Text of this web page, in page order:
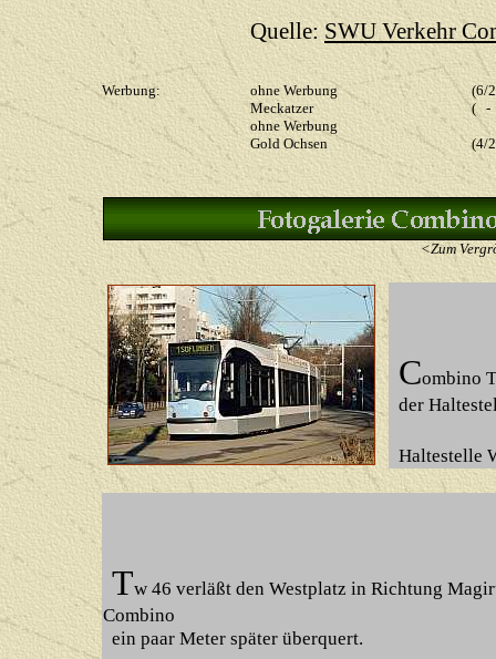
Quelle: SWU Verkehr
Werbung:
ohne Werbung
Meckatzer
ohne Werbung
Gold Ochsen
( -
-
(4/
<Zum
Combino
der
Haltestelle
Tw 46 verläßt den Westplatz in Richtung
Combino
ein paar Meter später überquert.